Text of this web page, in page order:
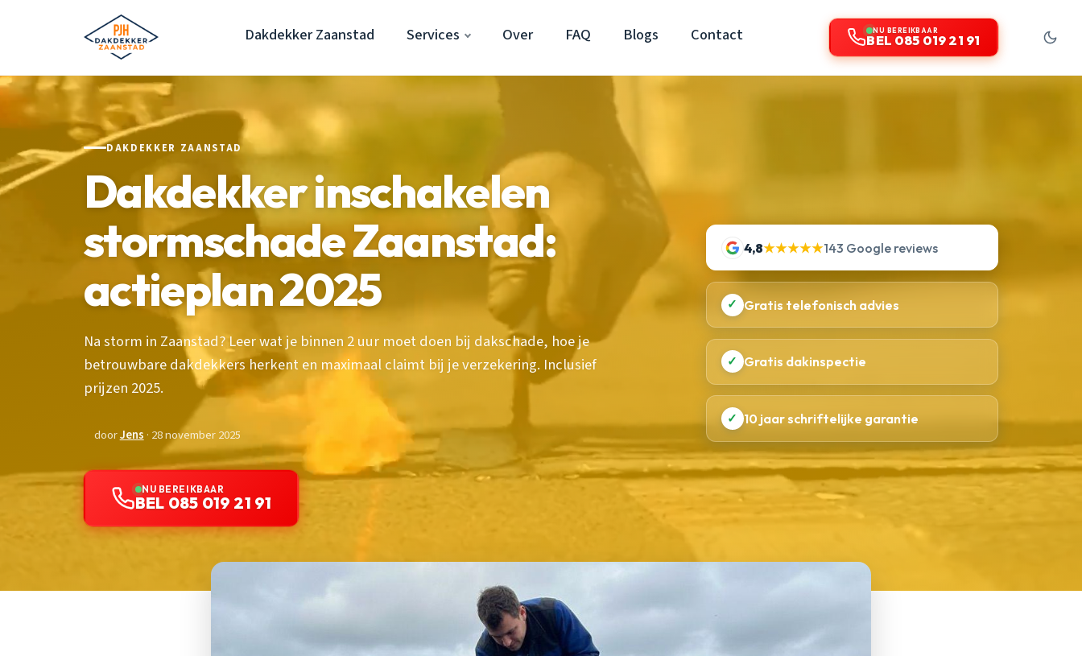
Dakdekker Zaanstad Services Over FAQ Blogs Contact NU BEREIKBAAR
BEL 085 019 21 91
DAKDEKKER ZAANSTAD
Dakdekker inschakelen
stormschade Zaanstad:
actieplan 2025
Na storm in Zaanstad? Leer wat je binnen 2 uur moet doen bij dakschade, hoe je
betrouwbare dakdekkers herkent en maximaal claimt bij je verzekering. Inclusief
prijzen 2025.
doorJens · 28 november 2025
NU BEREIKBAAR
BEL 085 019 21 91
4,8★★★★★143 Google reviews
✓ Gratis telefonisch advies
✓ Gratis dakinspectie
✓ 10 jaar schriftelijke garantie